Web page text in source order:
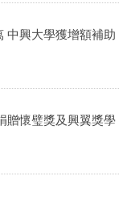
中興大學獲增額補助
贈懷璧獎及興翼獎學